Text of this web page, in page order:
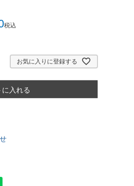
税込
お気に入りに登録する
に入れる